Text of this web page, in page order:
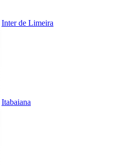
Inter de Limeira
Itabaiana